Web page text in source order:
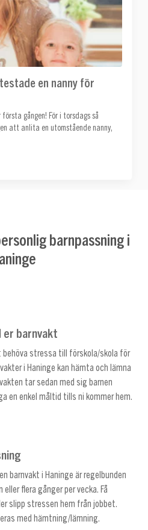
testade en nanny för
gången! För i torsdags så
att anlita en utomstående nanny,
barnpassning i
er barnvakt
stressa till förskola/skola för
i Haninge kan hämta och lämna
tar sedan med sig barnen
en enkel måltid tills ni kommer hem.
barnvakt i Haninge är regelbunden
flera gånger per vecka. Få
slipp stressen hem från jobbet.
med hämtning/lämning.